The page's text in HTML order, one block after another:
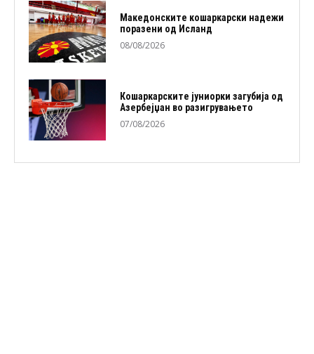
Македонските кошаркарски надежи
поразени од Исланд
08/08/2026
Кошаркарските јуниорки загубија од
Азербејџан во разигрувањето
07/08/2026